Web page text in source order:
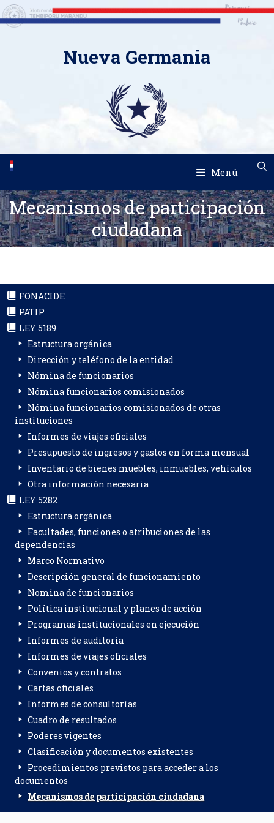
al
Nueva Germania
Menú
Mecanismos de participación
ciudadana
FONACIDE
PATIP
LEY 5189
Estructura orgánica
Dirección y teléfono de la entidad
Nómina de funcionarios
Nómina funcionarios comisionados
Nómina funcionarios comisionados de otras
instituciones
Informes de viajes oficiales
Presupuesto de ingresos y gastos en forma mensual
Inventario de bienes muebles, inmuebles, vehículos
Otra información necesaria
LEY 5282
Estructura orgánica
Facultades, funciones o atribuciones de las
dependencias
Marco Normativo
Descripción general de funcionamiento
Nomina de funcionarios
Política institucional y planes de acción
Programas institucionales en ejecución
Informes de auditoría
Informes de viajes oficiales
Convenios y contratos
Cartas oficiales
Informes de consultorías
Cuadro de resultados
Poderes vigentes
Clasificación y documentos existentes
Procedimientos previstos para acceder a los
documentos
Mecanismos de participación ciudadana